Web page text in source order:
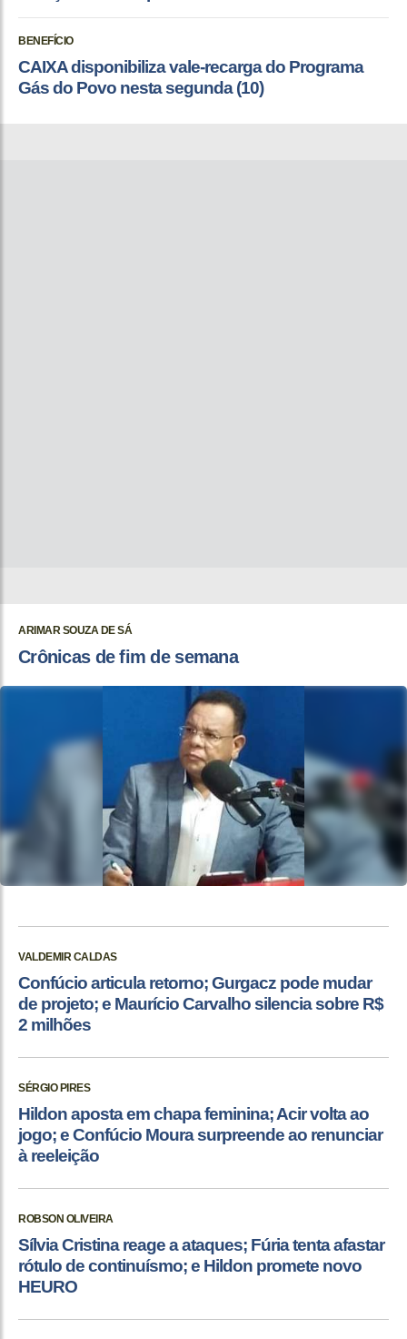
BENEFÍCIO
CAIXA disponibiliza vale-recarga do Programa
Gás do Povo nesta segunda (10)
ARIMAR SOUZA DE SÁ
Crônicas de fim de semana
VALDEMIR CALDAS
Confúcio articula retorno; Gurgacz pode mudar
de projeto; e Maurício Carvalho silencia sobre R$
2 milhões
SÉRGIO PIRES
Hildon aposta em chapa feminina; Acir volta ao
jogo; e Confúcio Moura surpreende ao renunciar
à reeleição
ROBSON OLIVEIRA
Sílvia Cristina reage a ataques; Fúria tenta afastar
rótulo de continuísmo; e Hildon promete novo
HEURO